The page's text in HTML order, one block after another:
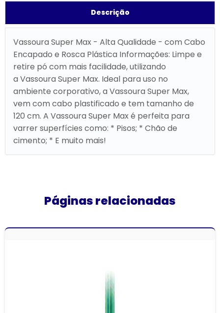
Descrição
Vassoura Super Max - Alta Qualidade - com Cabo
Encapado e Rosca Plástica Informações: Limpe e
retire pó com mais facilidade, utilizando
a Vassoura Super Max. Ideal para uso no
ambiente corporativo, a Vassoura Super Max,
vem com cabo plastificado e tem tamanho de
120 cm. A Vassoura Super Max é perfeita para
varrer superfícies como: * Pisos; * Chão de
cimento; * E muito mais!
Páginas relacionadas